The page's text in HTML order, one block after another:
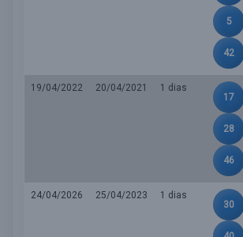
5
42
19/04/2022 20/04/2021
1 dias
17
28
46
24/04/2026 25/04/2023
1 dias
30